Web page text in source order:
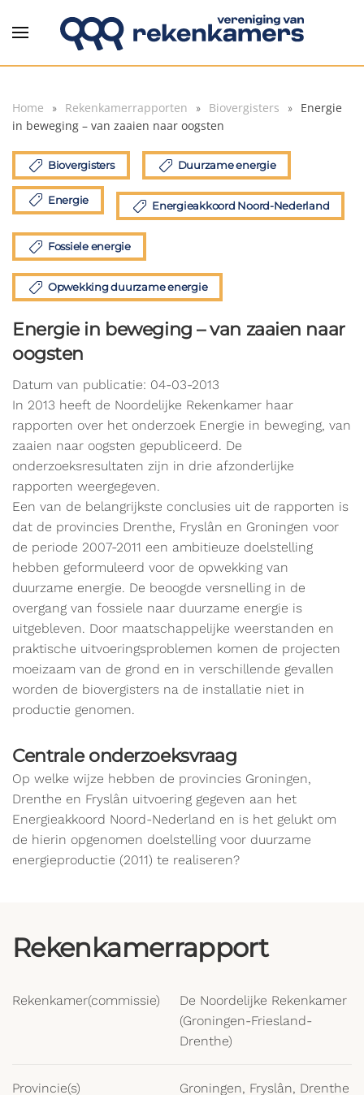
Overslaan en naar de inhoud gaan
Home Rekenkamerrapporten Biovergisters
Energie
in beweging – van zaaien naar oogsten
Biovergisters Duurzame energie
Energie Energieakkoord Noord-Nederland
Fossiele energie
Opwekking duurzame energie
Energie in beweging – van zaaien naar
oogsten
Datum van publicatie: 04-03-2013
In 2013 heeft de Noordelijke Rekenkamer haar
rapporten over het onderzoek Energie in beweging, van
zaaien naar oogsten gepubliceerd. De
onderzoeksresultaten zijn in drie afzonderlijke
rapporten weergegeven.
Een van de belangrijkste conclusies uit de rapporten is
dat de provincies Drenthe, Fryslân en Groningen voor
de periode 2007-2011 een ambitieuze doelstelling
hebben geformuleerd voor de opwekking van
duurzame energie. De beoogde versnelling in de
overgang van fossiele naar duurzame energie is
uitgebleven. Door maatschappelijke weerstanden en
praktische uitvoeringsproblemen komen de projecten
moeizaam van de grond en in verschillende gevallen
worden de biovergisters na de installatie niet in
productie genomen.
Centrale onderzoeksvraag
Op welke wijze hebben de provincies Groningen,
Drenthe en Fryslân uitvoering gegeven aan het
Energieakkoord Noord-Nederland en is het gelukt om
de hierin opgenomen doelstelling voor duurzame
energieproductie (2011) te realiseren?
Rekenkamerrapport
Rekenkamer(commissie)
De Noordelijke Rekenkamer
(Groningen-Friesland-
Drenthe)
Provincie(s) Groningen, Fryslân, Drenthe